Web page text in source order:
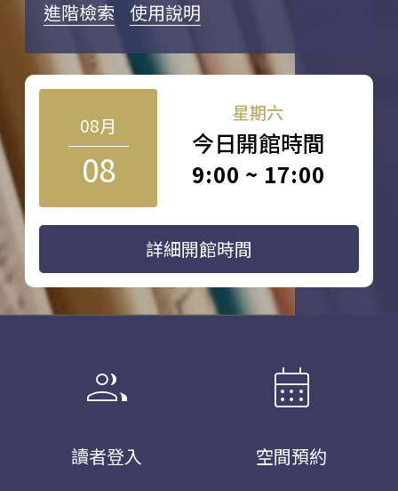
進階檢索 使用說明
08月
08
星期六
今日開館時間
9:00 ~ 17:00
詳細開館時間
group
讀者登入
calendar_month
空間預約